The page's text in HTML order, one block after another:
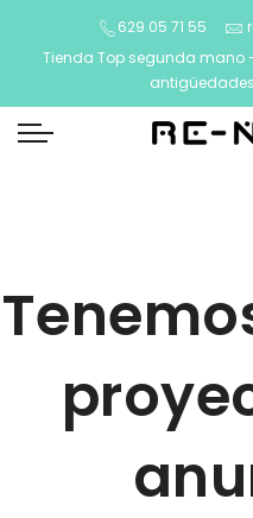
629 05 71 55
Tienda Top segunda mano